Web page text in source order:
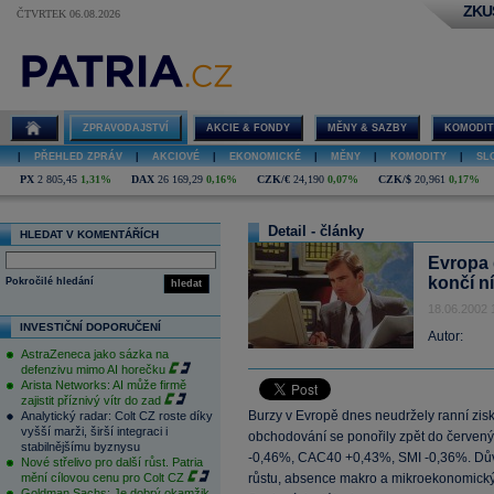
ČTVRTEK 06.08.2026
ZPRAVODAJSTVÍ AKCIE & FONDY MĚNY & SAZBY
PŘEHLED ZPRÁV AKCIOVÉ EKONOMICKÉ MĚNY KOMODITY
PX 2 805,45 1,31% DAX 26 169,29 0,16% CZK/€ 24,190 0,07% CZK/$ 20,961 0,17%
HLEDAT V KOMENTÁŘÍCH
hledat
Pokročilé hledání
INVESTIČNÍ DOPORUČENÍ
AstraZeneca jako sázka na
defenzivu mimo AI horečku
Arista Networks: AI může firmě
zajistit příznivý vítr do zad
Analytický radar: Colt CZ roste díky
vyšší marži, širší integraci i
stabilnějšímu byznysu
Nové střelivo pro další růst. Patria
mění cílovou cenu pro Colt CZ
Detail - články
končí
18.06.2002
Autor:
Burzy v Evropě dnes neudržely ranní
obchodování se ponořily zpět do
-0,46%, CAC40 +0,43%, SMI -0,36%.
růstu, absence makro a